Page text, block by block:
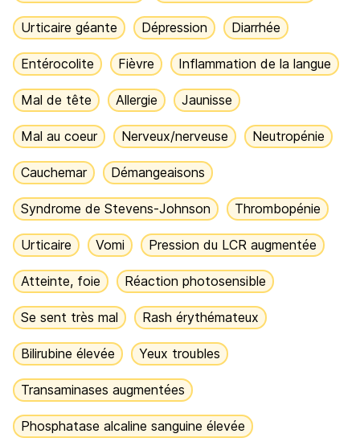
Urticaire géante Dépression Diarrhée
Entérocolite Fièvre Inflammation de la langue
Mal de tête Allergie Jaunisse
Mal au coeur Nerveux/nerveuse Neutropénie
Cauchemar Démangeaisons
Syndrome de Stevens-Johnson Thrombopénie
Urticaire Vomi Pression du LCR augmentée
Atteinte, foie Réaction photosensible
Se sent très mal Rash érythémateux
Bilirubine élevée Yeux troubles
Transaminases augmentées
Phosphatase alcaline sanguine élevée